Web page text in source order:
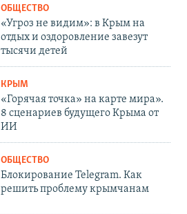
ОБЩЕСТВО
«Угроз не видим»: в Крым на
отдых и оздоровление завезут
тысячи детей
КРЫМ
«Горячая точка» на карте мира».
8 сценариев будущего Крыма от
ИИ
ОБЩЕСТВО
Блокирование Telegram. Как
решить проблему крымчанам